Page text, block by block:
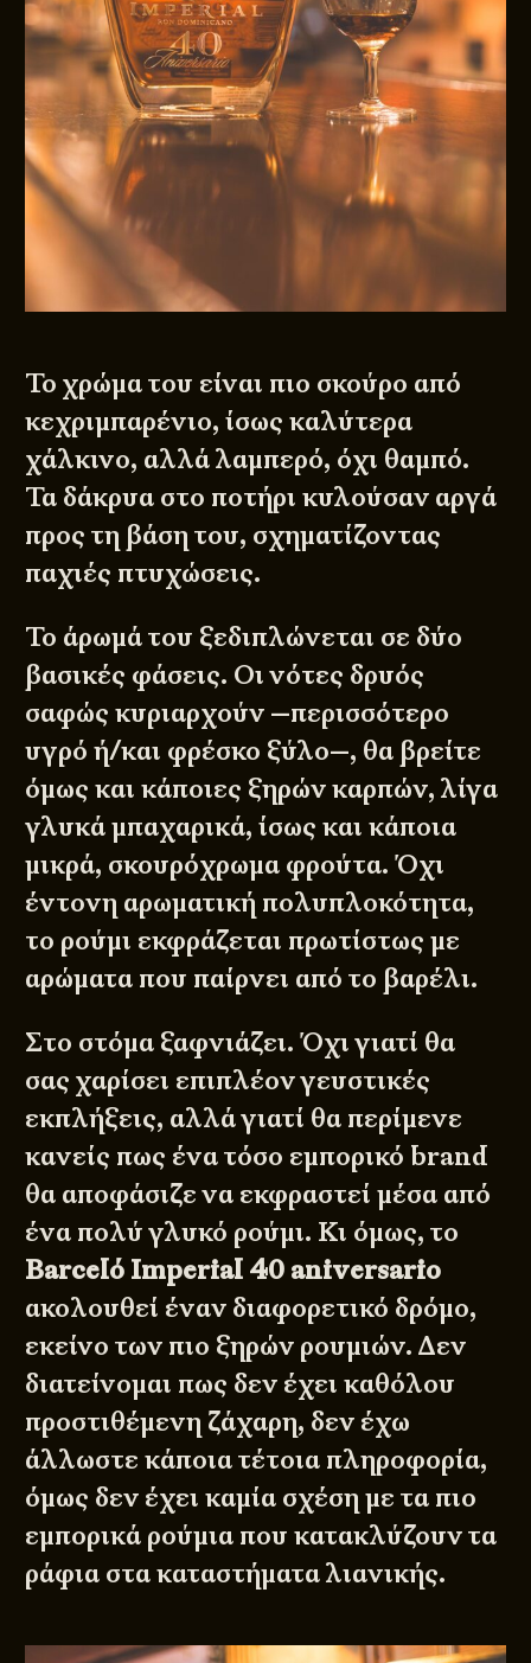
Το χρώμα του είναι πιο σκούρο από
κεχριμπαρένιο, ίσως καλύτερα
χάλκινο, αλλά λαμπερό, όχι θαμπό.
Τα δάκρυα στο ποτήρι κυλούσαν αργά
προς τη βάση του, σχηματίζοντας
παχιές πτυχώσεις.
Το άρωμά του ξεδιπλώνεται σε δύο
βασικές φάσεις. Οι νότες δρυός
σαφώς κυριαρχούν —περισσότερο
υγρό ή/και φρέσκο ξύλο—, θα βρείτε
όμως και κάποιες ξηρών καρπών, λίγα
γλυκά μπαχαρικά, ίσως και κάποια
μικρά, σκουρόχρωμα φρούτα. Όχι
έντονη αρωματική πολυπλοκότητα,
το ρούμι εκφράζεται πρωτίστως με
αρώματα που παίρνει από το βαρέλι.
Στο στόμα ξαφνιάζει. Όχι γιατί θα
σας χαρίσει επιπλέον γευστικές
εκπλήξεις, αλλά γιατί θα περίμενε
κανείς πως ένα τόσο εμπορικό brand
θα αποφάσιζε να εκφραστεί μέσα από
ένα πολύ γλυκό ρούμι. Κι όμως, το
Barceló Imperial 40 aniversario
ακολουθεί έναν διαφορετικό δρόμο,
εκείνο των πιο ξηρών ρουμιών. Δεν
διατείνομαι πως δεν έχει καθόλου
προστιθέμενη ζάχαρη, δεν έχω
άλλωστε κάποια τέτοια πληροφορία,
όμως δεν έχει καμία σχέση με τα πιο
εμπορικά ρούμια που κατακλύζουν τα
ράφια στα καταστήματα λιανικής.